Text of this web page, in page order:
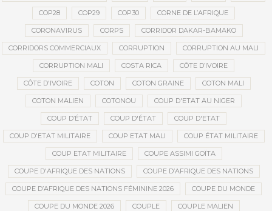
COP28 COP29 COP30 CORNE DE L’AFRIQUE
CORONAVIRUS CORPS CORRIDOR DAKAR-BAMAKO
CORRIDORS COMMERCIAUX CORRUPTION CORRUPTION AU MALI
CORRUPTION MALI COSTA RICA CÔTE D’IVOIRE
CÔTE D'IVOIRE COTON COTON GRAINE COTON MALI
COTON MALIEN COTONOU COUP D'ETAT AU NIGER
COUP D’ÉTAT COUP D'ÉTAT COUP D'ETAT
COUP D'ETAT MILITAIRE COUP ETAT MALI COUP ÉTAT MILITAIRE
COUP ETAT MILITAIRE COUPE ASSIMI GOÏTA
COUPE D'AFRIQUE DES NATIONS COUPE D’AFRIQUE DES NATIONS
COUPE D’AFRIQUE DES NATIONS FÉMININE 2026 COUPE DU MONDE
COUPE DU MONDE 2026 COUPLE COUPLE MALIEN